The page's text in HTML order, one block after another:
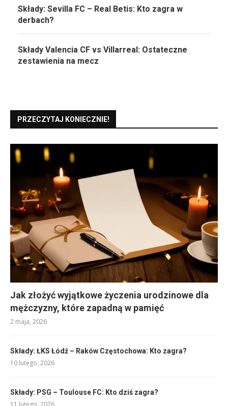
Składy: Sevilla FC – Real Betis: Kto zagra w
derbach?
Składy Valencia CF vs Villarreal: Ostateczne
zestawienia na mecz
PRZECZYTAJ KONIECZNIE!
Jak złożyć wyjątkowe życzenia urodzinowe dla
mężczyzny, które zapadną w pamięć
2 maja, 2026
Składy: ŁKS Łódź – Raków Częstochowa: Kto zagra?
10 lutego, 2026
Składy: PSG – Toulouse FC: Kto dziś zagra?
11 lutego, 2026